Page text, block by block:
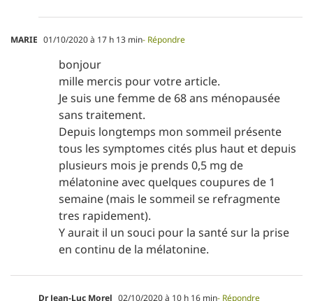
MARIE 01/10/2020 à 17 h 13 min- Répondre
bonjour
mille mercis pour votre article.
Je suis une femme de 68 ans ménopausée
sans traitement.
Depuis longtemps mon sommeil présente
tous les symptomes cités plus haut et depuis
plusieurs mois je prends 0,5 mg de
mélatonine avec quelques coupures de 1
semaine (mais le sommeil se refragmente
tres rapidement).
Y aurait il un souci pour la santé sur la prise
en continu de la mélatonine.
Dr Jean-Luc Morel 02/10/2020 à 10 h 16 min- Répondre